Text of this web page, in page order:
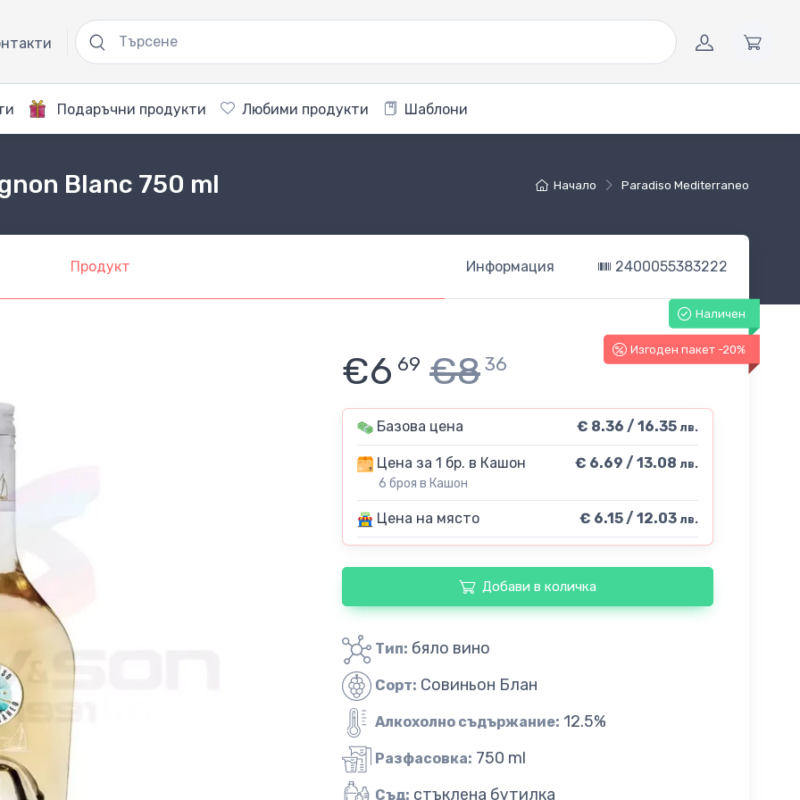
Подаръчни продукти Любими продукти Шаблони
Начало Paradiso Mediterraneo
Blanc 750 ml
Продукт Информация 2400055383222
Наличен
Изгоден пакет -20%
€6 69 €8 36
Базова цена € 8.36 / 16.35 лв.
Цена за 1 бр. в Кашон
6 броя в Кашон
€ 6.69 / 13.08 лв.
Цена на място € 6.15 / 12.03 лв.
Добави в количка
Тип: бяло вино
Сорт: Совиньон Блан
Алкохолно съдържание: 12.5%
Разфасовка: 750 ml
Съд: стъклена бутилка